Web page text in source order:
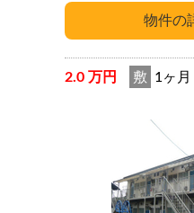
2.0 万円 敷 1ヶ月